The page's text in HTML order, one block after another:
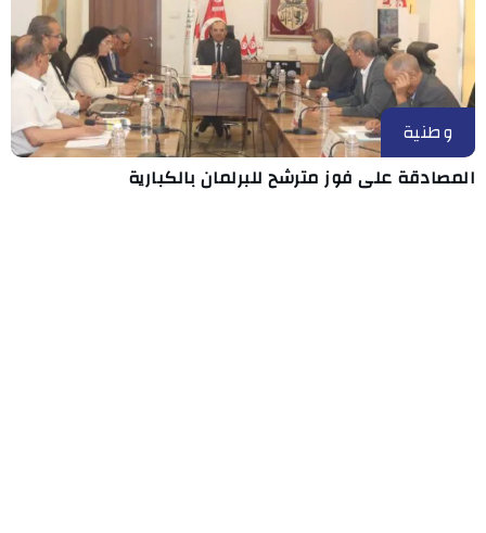
وطنية
المصادقة على فوز مترشح للبرلمان بالكبارية